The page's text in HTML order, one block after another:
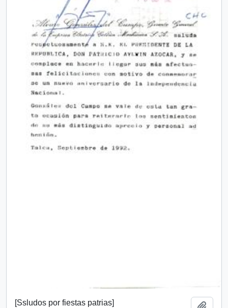
[Ssludos por fiestas patrias]